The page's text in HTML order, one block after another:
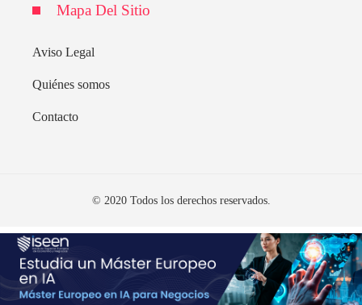
Mapa Del Sitio
Aviso Legal
Quiénes somos
Contacto
© 2020 Todos los derechos reservados.